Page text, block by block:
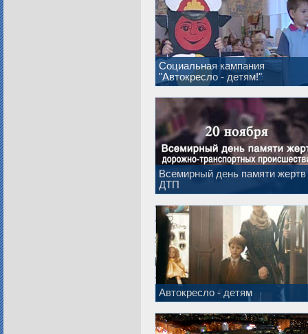
Социальная кампания
"Автокресло - детям!"
Всемирный день памяти жертв
ДТП
Автокресло - детям